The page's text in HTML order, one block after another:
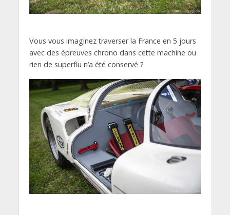
Vous vous imaginez traverser la France en 5 jours
avec des épreuves chrono dans cette machine ou
rien de superflu n’a été conservé ?